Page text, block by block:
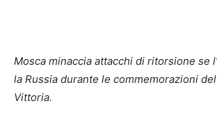
Mosca minaccia attacchi di ritorsione se
la Russia durante le commemorazioni
Vittoria.